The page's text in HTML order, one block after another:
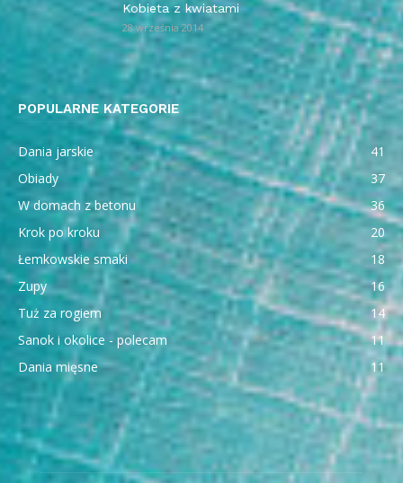
Kobieta z kwiatami
28 września 2014
POPULARNE KATEGORIE
Dania jarskie
41
Obiady
37
W domach z betonu
36
Krok po kroku
20
Łemkowskie smaki
18
Zupy
16
Tuż za rogiem
14
Sanok i okolice - polecam
11
Dania mięsne
11